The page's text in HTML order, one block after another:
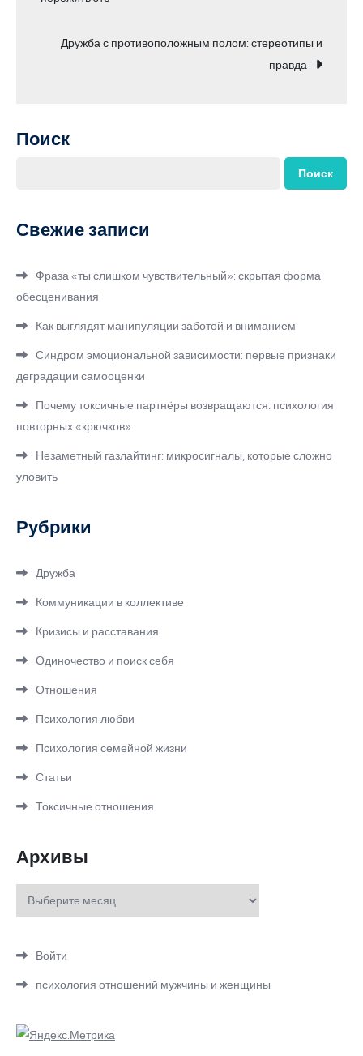
по
записям
Дружба с противоположным полом: стереотипы и
правда
Поиск
Поиск
Свежие записи
Фраза «ты слишком чувствительный»: скрытая форма
обесценивания
Как выглядят манипуляции заботой и вниманием
Синдром эмоциональной зависимости: первые признаки
деградации самооценки
Почему токсичные партнёры возвращаются: психология
повторных «крючков»
Незаметный газлайтинг: микросигналы, которые сложно
уловить
Рубрики
Дружба
Коммуникации в коллективе
Кризисы и расставания
Одиночество и поиск себя
Отношения
Психология любви
Психология семейной жизни
Статьи
Токсичные отношения
Архивы
Архивы
Войти
психология отношений мужчины и женщины